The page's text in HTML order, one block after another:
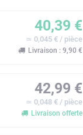
40,39 €
≃ 0,045 € / pièce
Livraison : 9,90 €
42,99 €
≃ 0,048 € / pièce
Livraison offerte